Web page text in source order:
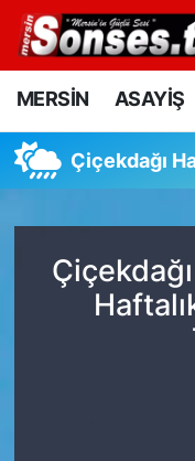
MERSİN ASAYİŞ
Çiçekdağı
MERSİN
GÜNÜN
DÜNYA
Mersin
Mersin Trafik
Süper Lig
Son Dakika